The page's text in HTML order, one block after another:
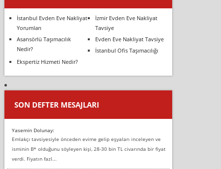
İstanbul Evden Eve Nakliyat
Yorumları
İzmir Evden Eve Nakliyat
Tavsiye
Asansörlü Taşımacılık
Nedir?
Evden Eve Nakliyat Tavsiye
İstanbul Ofis Taşımacılığı
Ekspertiz Hizmeti Nedir?
SON DEFTER MESAJLARI
Yasemin Dolunay:
Emlakçı tavsiyesiyle önceden evime gelip eşyaları inceleyen ve
isminin B* olduğunu söyleyen kişi, 28-30 bin TL civarında bir fiyat
verdi. Fiyatın fazl...